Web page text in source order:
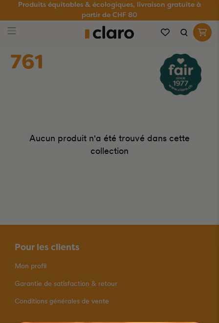
Produits équitables & écologiques, livraison gratuite à
partir de CHF 80
761
Aucun produit n'a été trouvé dans cette
collection
Pour les clients
Mon profil
Garantie de satisfaction & retour
Conditions générales de vente